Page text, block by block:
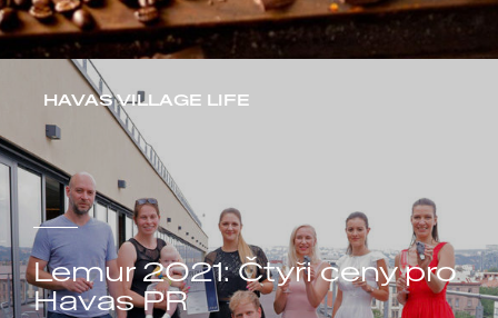
HAVAS VILLAGE LIFE
Lemur 2021: Čtyři ceny pro
Havas PR